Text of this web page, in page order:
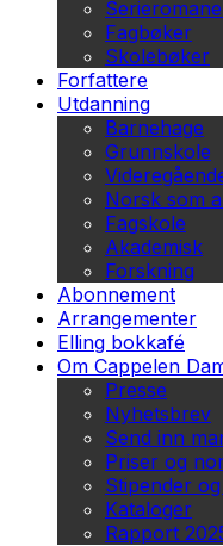
Fagbøker
Skolebøker
Forfattere
Utdanning
Barnehage
Grunnskole
Norsk som
Fagskole
Akademisk
Forskning
Abonnement
Arrangementer
Elling bokkafé
Om Cappelen
Presse
Nyhetsbrev
Send inn
Priser og
Stipender
Kataloger
Rapport